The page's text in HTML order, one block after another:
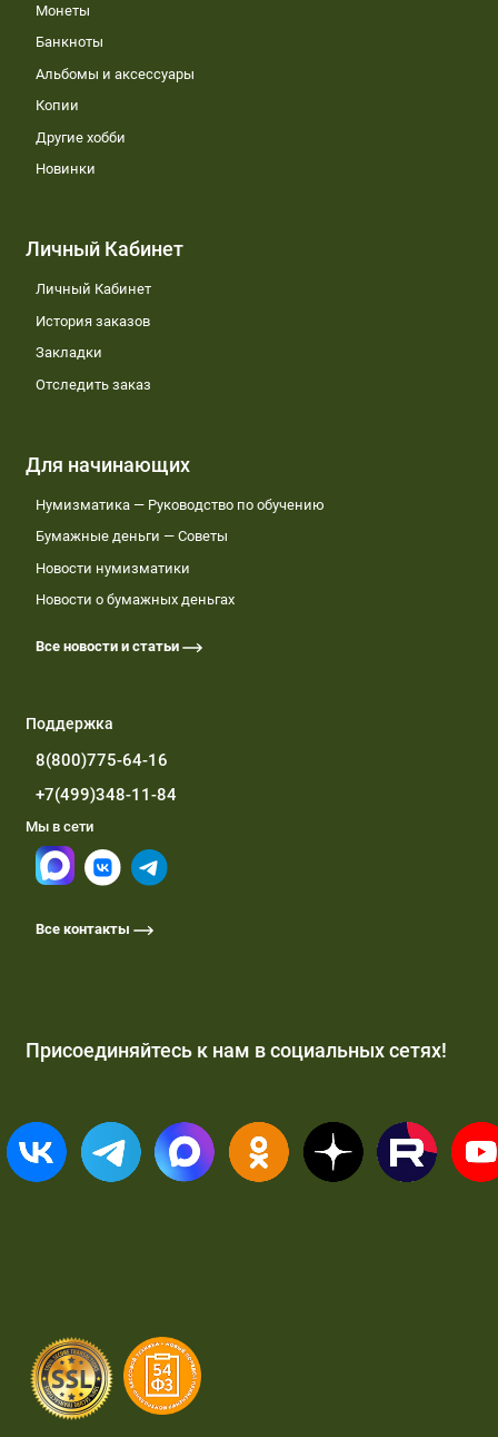
Монеты
Банкноты
Альбомы и аксессуары
Копии
Другие хобби
Новинки
Личный Кабинет
Личный Кабинет
История заказов
Закладки
Отследить заказ
Для начинающих
Нумизматика — Руководство по обучению
Бумажные деньги — Советы
Новости нумизматики
Новости о бумажных деньгах
Все новости и статьи
Поддержка
8(800)775-64-16
+7(499)348-11-84
Мы в сети
Все контакты
Присоединяйтесь к нам в социальных сетях!